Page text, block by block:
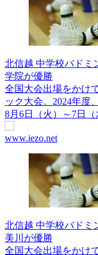
北信越 中学校バドミ
学院が優勝
全国大会出場をかけ
ック大会。2024年度
8月6日（火）～7日
www.iezo.net
北信越 中学校バドミ
美川が優勝
全国大会出場をかけ